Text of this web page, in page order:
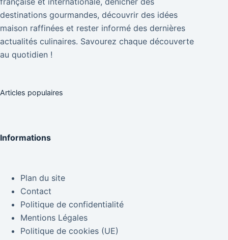
destinations gourmandes, découvrir des idées
maison raffinées et rester informé des dernières
actualités culinaires. Savourez chaque découverte
au quotidien !
Articles populaires
Informations
Plan du site
Contact
Politique de confidentialité
Mentions Légales
Politique de cookies (UE)